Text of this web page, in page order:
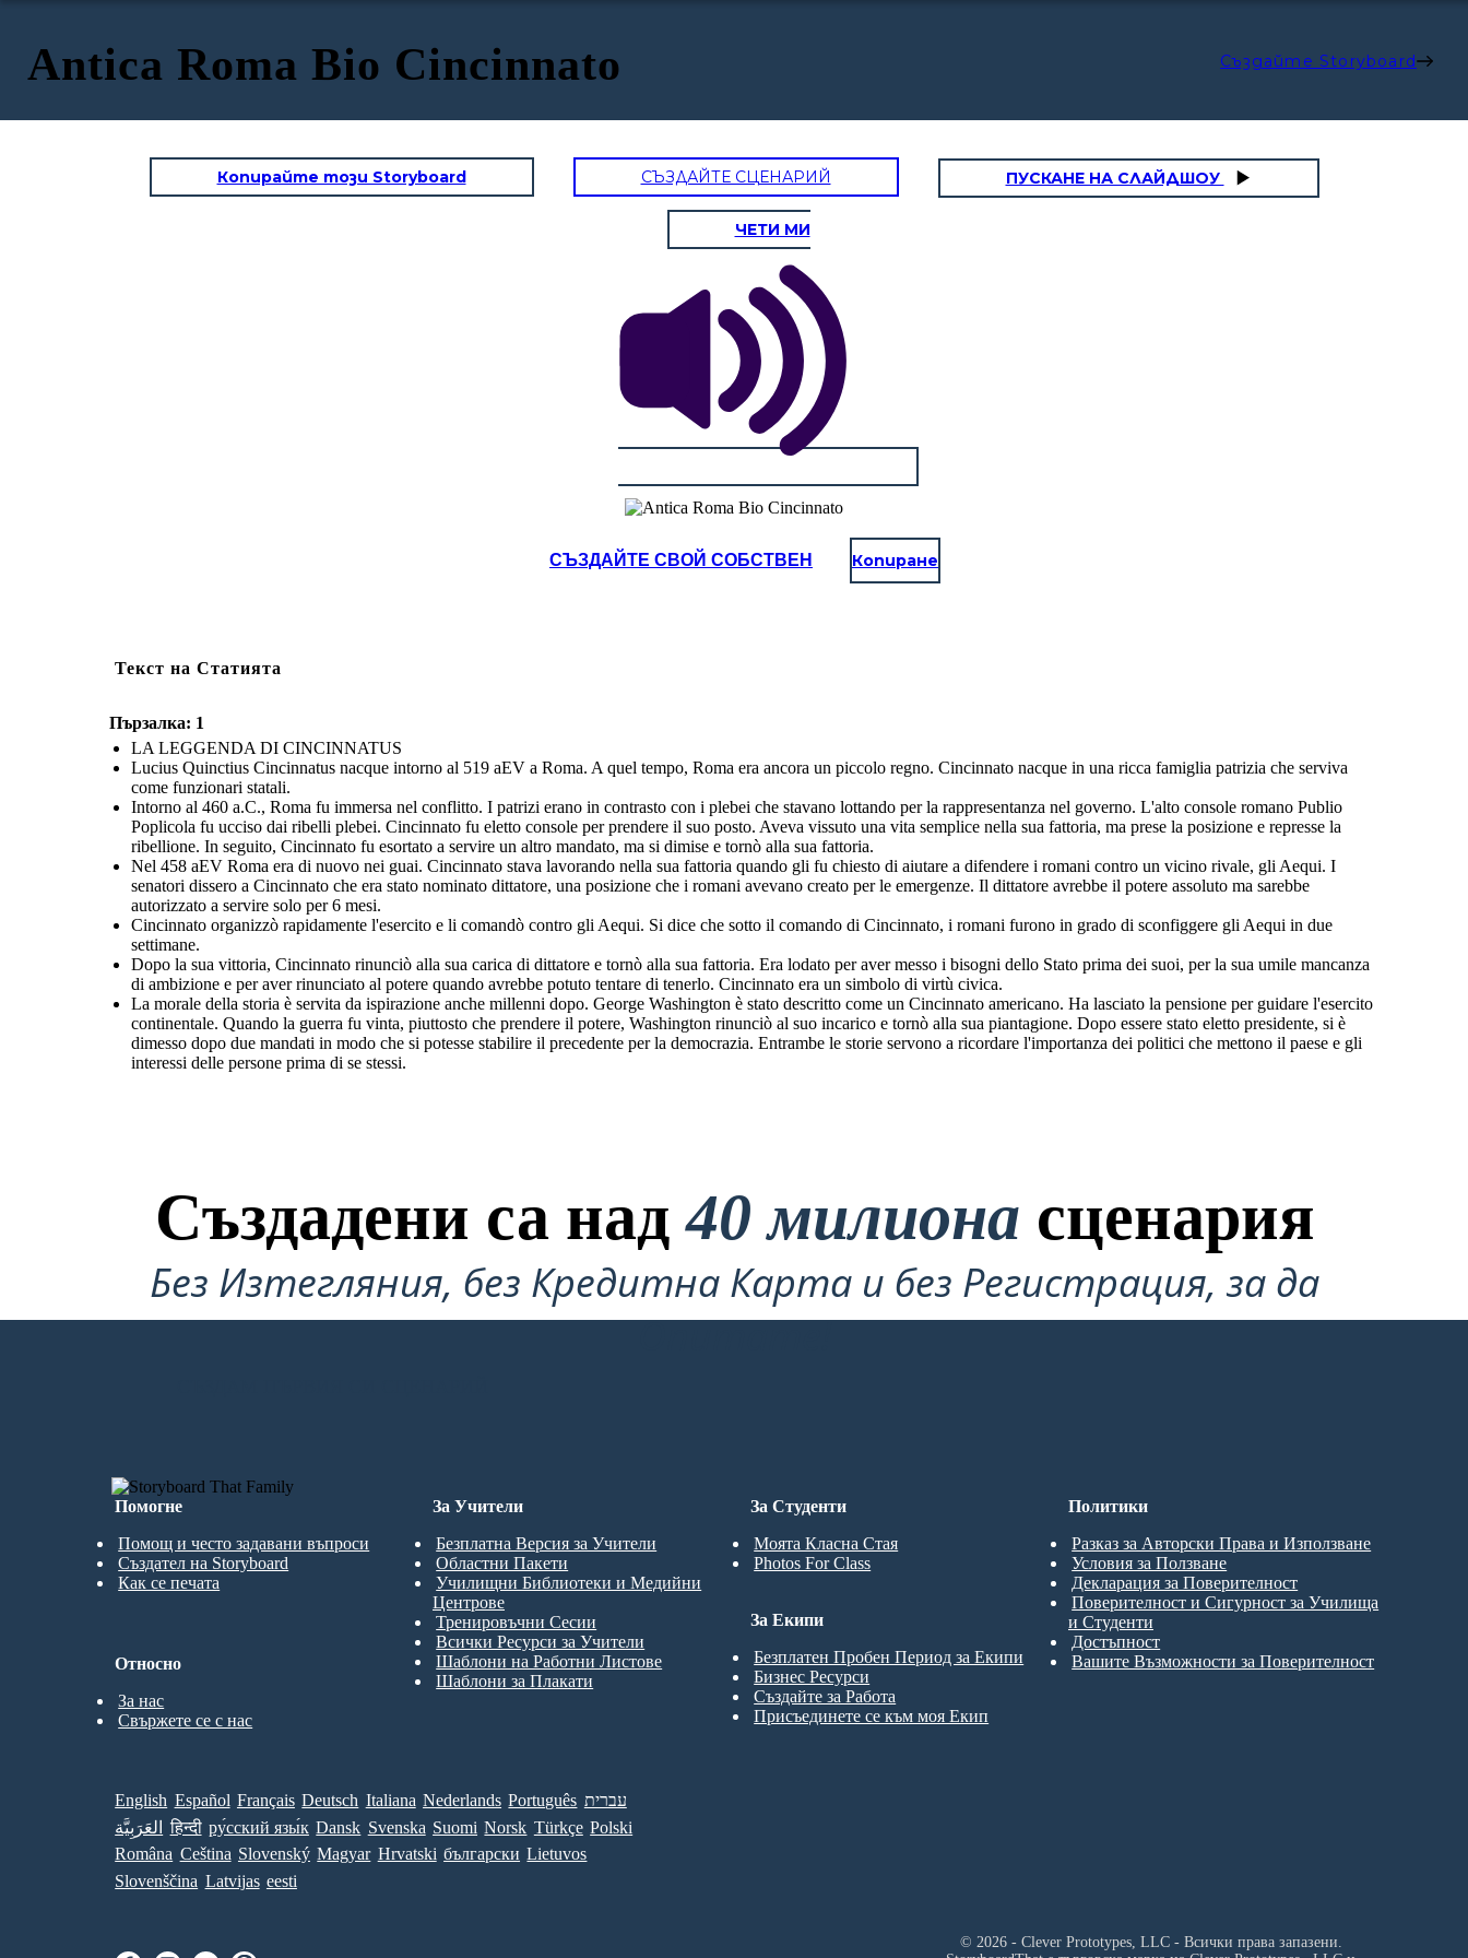
Antica Roma Bio Cincinnato Създайте Storyboard
Копирайте този Storyboard СЪЗДАЙТЕ СЦЕНАРИЙ ПУСКАНЕ НА СЛАЙДШОУ
ЧЕТИ МИ
СЪЗДАЙТЕ СВОЙ СОБСТВЕН Копиране
Текст на Статията
Пързалка: 1
LA LEGGENDA DI CINCINNATUS
Lucius Quinctius Cincinnatus nacque intorno al 519 aEV a Roma. A quel tempo, Roma era ancora un piccolo regno. Cincinnato nacque in una ricca famiglia patrizia che serviva
come funzionari statali.
Intorno al 460 a.C., Roma fu immersa nel conflitto. I patrizi erano in contrasto con i plebei che stavano lottando per la rappresentanza nel governo. L'alto console romano Publio
Poplicola fu ucciso dai ribelli plebei. Cincinnato fu eletto console per prendere il suo posto. Aveva vissuto una vita semplice nella sua fattoria, ma prese la posizione e represse la
ribellione. In seguito, Cincinnato fu esortato a servire un altro mandato, ma si dimise e tornò alla sua fattoria.
Nel 458 aEV Roma era di nuovo nei guai. Cincinnato stava lavorando nella sua fattoria quando gli fu chiesto di aiutare a difendere i romani contro un vicino rivale, gli Aequi. I
senatori dissero a Cincinnato che era stato nominato dittatore, una posizione che i romani avevano creato per le emergenze. Il dittatore avrebbe il potere assoluto ma sarebbe
autorizzato a servire solo per 6 mesi.
Cincinnato organizzò rapidamente l'esercito e li comandò contro gli Aequi. Si dice che sotto il comando di Cincinnato, i romani furono in grado di sconfiggere gli Aequi in due
settimane.
Dopo la sua vittoria, Cincinnato rinunciò alla sua carica di dittatore e tornò alla sua fattoria. Era lodato per aver messo i bisogni dello Stato prima dei suoi, per la sua umile mancanza
di ambizione e per aver rinunciato al potere quando avrebbe potuto tentare di tenerlo. Cincinnato era un simbolo di virtù civica.
La morale della storia è servita da ispirazione anche millenni dopo. George Washington è stato descritto come un Cincinnato americano. Ha lasciato la pensione per guidare l'esercito
continentale. Quando la guerra fu vinta, piuttosto che prendere il potere, Washington rinunciò al suo incarico e tornò alla sua piantagione. Dopo essere stato eletto presidente, si è
dimesso dopo due mandati in modo che si potesse stabilire il precedente per la democrazia. Entrambe le storie servono a ricordare l'importanza dei politici che mettono il paese e gli
interessi delle persone prima di se stessi.
Създадени са над40 милиона сценария
Без Изтегляния, без Кредитна Карта и без Регистрация, за да
Опитате!
Помогне
Помощ и често задавани въпроси
Създател на Storyboard
Как се печата
За Студенти
Моята Класна Стая
Photos For Class
За Учители
Безплатна Версия за Учители
Областни Пакети
Училищни Библиотеки и Медийни
Центрове
Тренировъчни Сесии
Всички Ресурси за Учители
Шаблони на Работни Листове
Шаблони за Плакати
За Екипи
Безплатен Пробен Период за Екипи
Бизнес Ресурси
Създайте за Работа
Присъединете се към моя Екип
Относно
За нас
Свържете се с нас
Политики
Разказ за Авторски Права и Използване
Условия за Ползване
Декларация за Поверителност
Поверителност и Сигурност за Училища
и Студенти
Достъпност
Вашите Възможности за Поверителност
English Español Français Deutsch Italiana Nederlands Português עברית
العَرَبِيَّة
हिन्दी ру́сский язы́к Dansk Svenska Suomi Norsk Türkçe Polski
Româna Ceština Slovenský Magyar Hrvatski български Lietuvos
Slovenščina Latvijas eesti
© 2026 - Clever Prototypes, LLC - Всички права запазени.